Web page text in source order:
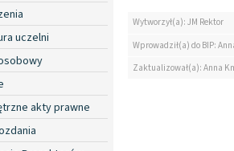
uczelni
akty prawne
Wytworzył(a): JM Rektor
Wprowadził(a) do BIP:
Zaktualizował(a): Anna